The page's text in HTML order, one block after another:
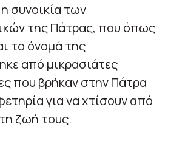
συνοικία των
της Πάτρας, που όπως
το όνομά της
από μικρασιάτες
που βρήκαν στην Πάτρα
για να χτίσουν από
ζωή τους.